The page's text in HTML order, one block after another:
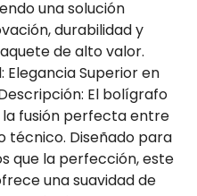
una solución
durabilidad y
de alto valor.
Elegancia Superior en
El bolígrafo
la fusión perfecta entre
técnico. Diseñado para
que la perfección, este
una suavidad de